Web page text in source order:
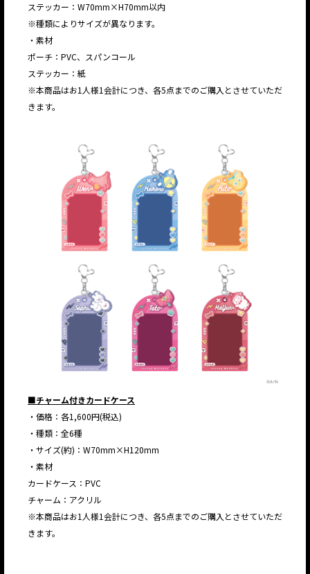
ステッカー：W70mm×H70mm以内
※種類によりサイズが異なります。
・素材
ポーチ：PVC、スパンコール
ステッカー：紙
※本商品はお1人様1会計につき、各5点までのご購入とさせていただ
きます。
■チャーム付きカードケース
・価格：各1,600円(税込)
・種類：全6種
・サイズ(約)：W70mm×H120mm
・素材
カードケース：PVC
チャーム：アクリル
※本商品はお1人様1会計につき、各5点までのご購入とさせていただ
きます。